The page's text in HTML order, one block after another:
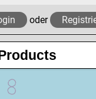
oder